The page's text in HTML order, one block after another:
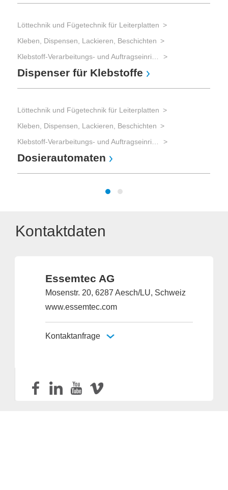
Löttechnik und Fügetechnik für Leiterplatten
Kleben, Dispensen, Lackieren, Beschichten
Dispenser für Klebstoffe
Löttechnik und Fügetechnik für Leiterplatten
Kleben, Dispensen, Lackieren, Beschichten
Dosierautomaten
Kontaktdaten
Essemtec AG
Mosenstr. 20, 6287 Aesch/LU, Schweiz
www.essemtec.com
Kontaktanfrage